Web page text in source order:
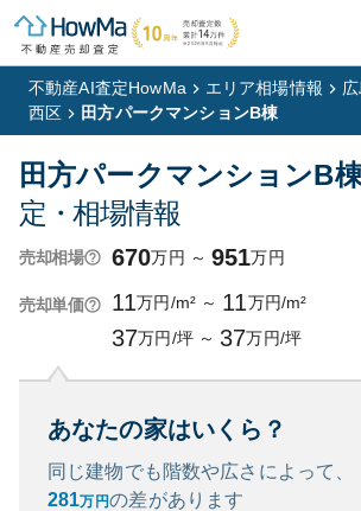
不動産AI査定HowMa エリア相場情報
西区
田方パークマンションB棟
田方パークマンションB
定・相場情報
売却相場 670万円 ～ 951万円
売却単価 11万円/m² ～ 11万円/m²
37万円/坪 ～ 37万円/坪
あなたの家はいくら？
同じ建物でも階数や広さによって、
281万円の差があります